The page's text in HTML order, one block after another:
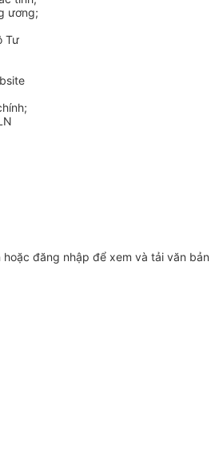
ương;
Tư
hoặc đăng nhập để xem và tải văn bản